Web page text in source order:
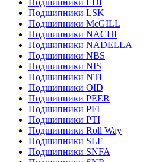
Подшипники LDI
Подшипники LSK
Подшипники McGILL
Подшипники NACHI
Подшипники NADELLA
Подшипники NBS
Подшипники NIS
Подшипники NTL
Подшипники OID
Подшипники PEER
Подшипники PFI
Подшипники PTI
Подшипники Roll Way
Подшипники SLF
Подшипники SNFA